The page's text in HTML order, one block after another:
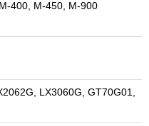
400, M-450, M-900
LX3060G, GT70G01,